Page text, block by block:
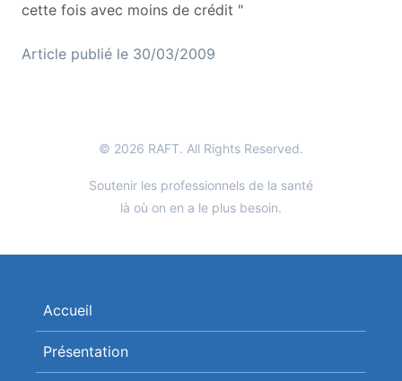
cette fois avec moins de crédit "
Article publié le 30/03/2009
© 2026 RAFT. All Rights Reserved.
Soutenir les professionnels de la santé
là où on en a le plus besoin.
Accueil
Présentation